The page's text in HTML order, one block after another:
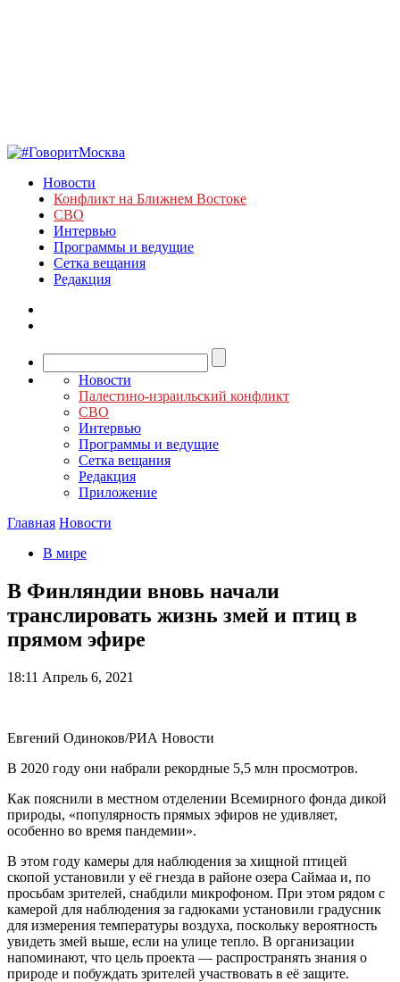
Новости
Конфликт на Ближнем Востоке
СВО
Интервью
Программы и ведущие
Сетка вещания
Редакция
Новости
Палестино-израильский конфликт
СВО
Интервью
Программы и ведущие
Сетка вещания
Редакция
Приложение
Главная Новости
В мире
В Финляндии вновь начали
транслировать жизнь змей и птиц в
прямом эфире
18:11 Апрель 6, 2021
Евгений Одиноков/РИА Новости
В 2020 году они набрали рекордные 5,5 млн просмотров.
Как пояснили в местном отделении Всемирного фонда дикой
природы, «популярность прямых эфиров не удивляет,
особенно во время пандемии».
В этом году камеры для наблюдения за хищной птицей
скопой установили у её гнезда в районе озера Саймаа и, по
просьбам зрителей, снабдили микрофоном. При этом рядом с
камерой для наблюдения за гадюками установили градусник
для измерения температуры воздуха, поскольку вероятность
увидеть змей выше, если на улице тепло. В организации
напоминают, что цель проекта — распространять знания о
природе и побуждать зрителей участвовать в её защите.